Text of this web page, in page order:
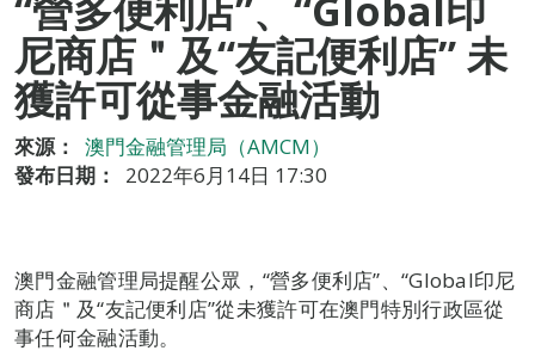
尼商店＂及“友記便利店” 未
獲許可從事金融活動
來源：
澳門金融管理局（AMCM）
發布日期：
2022年6月14日 17:30
澳門金融管理局提醒公眾，“營多便利店”、“Global印尼
商店＂及“友記便利店”從未獲許可在澳門特別行政區從
事任何金融活動。